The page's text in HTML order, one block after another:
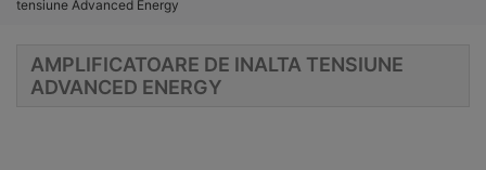
tensiune Advanced Energy
AMPLIFICATOARE DE INALTA TENSIUNE
ADVANCED ENERGY